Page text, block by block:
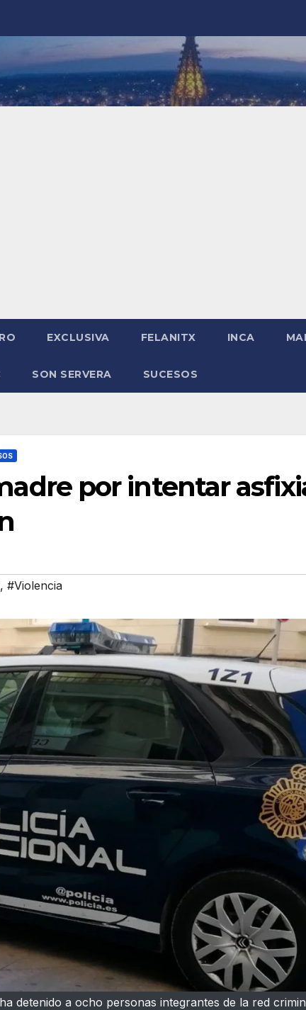
EXCLUSIVA FELANITX INCA
SON SERVERA SUCESOS
por intentar
, #Violencia
detenido a ocho personas integrantes de la red